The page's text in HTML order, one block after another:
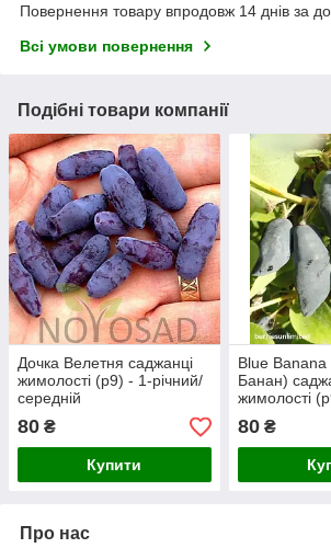
Повернення товару впродовж 14 днів за
Всі умови повернення
Подібні товари компанії
Дочка Велетня саджанці
жимолості (p9) - 1-річний/
середній
80 ₴
Купити
Blue Banana
Банан)
жимолості
пізній
80₴
Про нас